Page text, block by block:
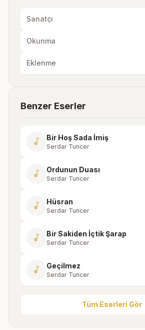
Sanatçı
Okunma
Eklenme
Benzer Eserler
music_note Bir Hoş Sada İmiş
Serdar Tuncer
music_note Ordunun Duası
Serdar Tuncer
music_note Hüsran
Serdar Tuncer
music_note Bir Sakiden İçtik Şarap
Serdar Tuncer
music_note Geçilmez
Serdar Tuncer
Tüm Eserleri Gör